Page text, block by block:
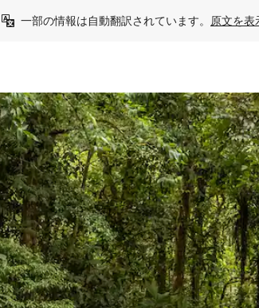
一部の情報は自動翻訳されています。 原文を表